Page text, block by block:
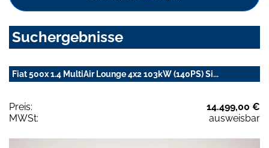
Suchergebnisse
Fiat 500x 1.4 MultiAir Lounge 4x2 103kW (140PS) Si...
Preis:
14.499,00 €
MWSt:
ausweisbar